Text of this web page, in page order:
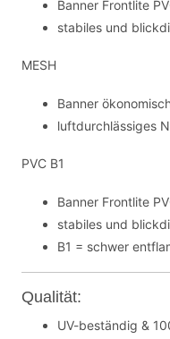
Banner Frontlite
stabiles und
MESH
Banner
luftdurchlässiges
PVC B1
Banner Frontlite
stabiles und
B1 = schwer
Qualität:
UV-beständig &